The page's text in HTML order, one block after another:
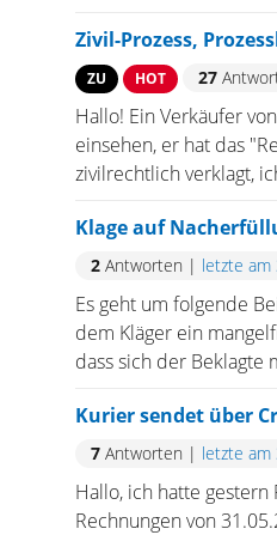
Zivil-Prozess,
ZU HOT 27
Hallo! Ein Verkäufer
einsehen, er hat das
zivilrechtlich verklagt,
Klage auf
2 Antworten | letzte am
Es geht um folgende
dem Kläger ein
dass sich der
Kurier sendet über
7 Antworten | letzte am
Hallo, ich hatte
Rechnungen von